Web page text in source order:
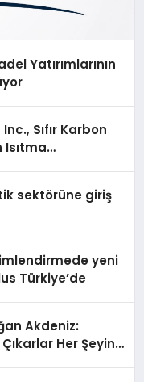
Yatırımlarının
Sıfır Karbon
Isıtma
sektörüne giriş
yeni
Türkiye’de
Akdeniz:
Her Şeyin